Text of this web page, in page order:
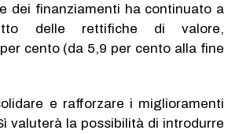
dei finanziamenti ha continuato a
delle rettifiche di valore,
cento (da 5,9 per cento alla fine
e rafforzare i miglioramenti
valuterà la possibilità di introdurre